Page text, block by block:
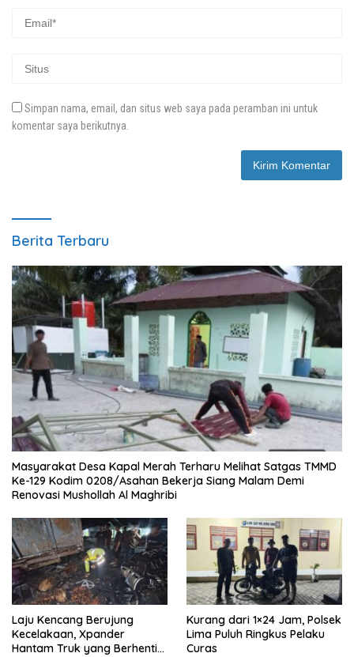
Simpan nama, email, dan situs web saya pada peramban ini untuk
komentar saya berikutnya.
Berita Terbaru
Masyarakat Desa Kapal Merah Terharu Melihat Satgas TMMD
Ke-129 Kodim 0208/Asahan Bekerja Siang Malam Demi
Renovasi Mushollah Al Maghribi
Laju Kencang Berujung
Kecelakaan, Xpander
Hantam Truk yang Berhenti
Kurang dari 1×24 Jam, Polsek
Lima Puluh Ringkus Pelaku
Curas